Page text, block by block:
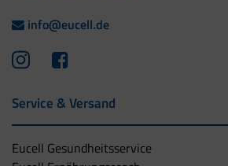
info@eucell.de
Service & Versand
Eucell Gesundheitsservice